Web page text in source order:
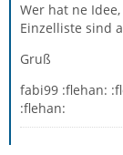
Wer hat ne
Einzelliste sind
Gruß
fabi99 :flehan:
:flehan: